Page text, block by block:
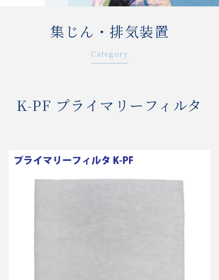
集じん・排気装置
Category
K-PF プライマリーフィルタ